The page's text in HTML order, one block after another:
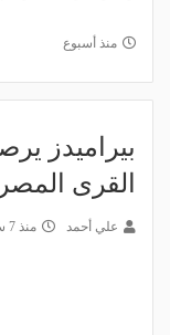
منذ أسبوع
القرى
علي أحمد منذ 7 سنوات